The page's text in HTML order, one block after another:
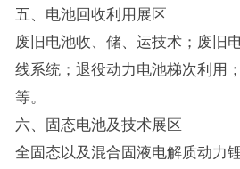
五、电池回收利用展区
废旧电池收、储、运技术；废旧
线系统；退役动力电池梯次利用
等。
六、固态电池及技术展区
全固态以及混合固液电解质动力